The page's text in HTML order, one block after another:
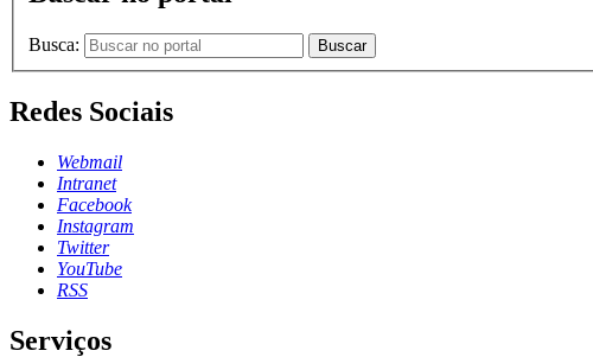
Busca: Buscar
Redes Sociais
Webmail
Intranet
Facebook
Instagram
Twitter
YouTube
RSS
Serviços